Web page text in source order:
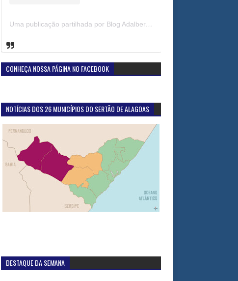
Uma publicação partilhada por Blog Adalberto Gomes Noticias (@blogadalbertogomesnoticiass)
CONHEÇA NOSSA PÁGINA NO FACEBOOK
NOTÍCIAS DOS 26 MUNICÍPIOS DO SERTÃO DE ALAGOAS
DESTAQUE DA SEMANA